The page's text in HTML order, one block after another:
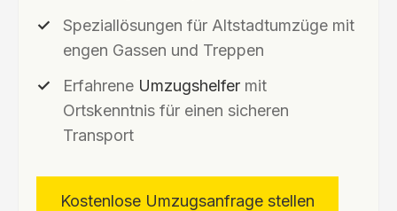
Speziallösungen für Altstadtumzüge mit
engen Gassen und Treppen
Erfahrene Umzugshelfer mit
Ortskenntnis für einen sicheren
Transport
Kostenlose Umzugsanfrage stellen